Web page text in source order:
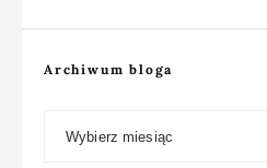
Archiwum bloga